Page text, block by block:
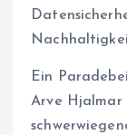
Ein
Arve Hjalmar